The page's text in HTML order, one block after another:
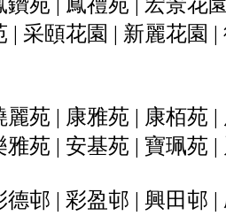
| 采頤花園 | 新麗花園
苑 | 康雅苑 | 康栢苑
雅苑 | 安基苑 | 寶珮苑
邨 | 彩盈邨 | 興田邨